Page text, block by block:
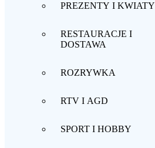
PREZENTY I KWIATY
RESTAURACJE I
DOSTAWA
ROZRYWKA
RTV I AGD
SPORT I HOBBY